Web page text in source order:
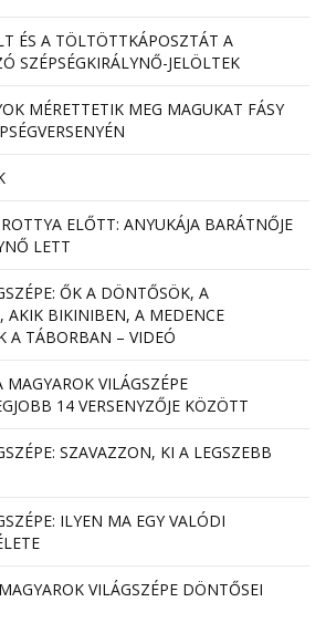
ÉS A TÖLTÖTTKÁPOSZTÁT A
SZÉPSÉGKIRÁLYNŐ-JELÖLTEK
MÉRETTETIK MEG MAGUKAT FÁSY
ELŐTT: ANYUKÁJA BARÁTNŐJE
LETT
ŐK A DÖNTŐSÖK, A
AKIK BIKINIBEN, A MEDENCE
A TÁBORBAN – VIDEÓ
VILÁGSZÉPE
14 VERSENYZŐJE KÖZÖTT
SZAVAZZON, KI A LEGSZEBB
ILYEN MA EGY VALÓDI
VILÁGSZÉPE DÖNTŐSEI